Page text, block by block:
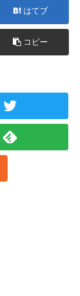
はてブ
コピー